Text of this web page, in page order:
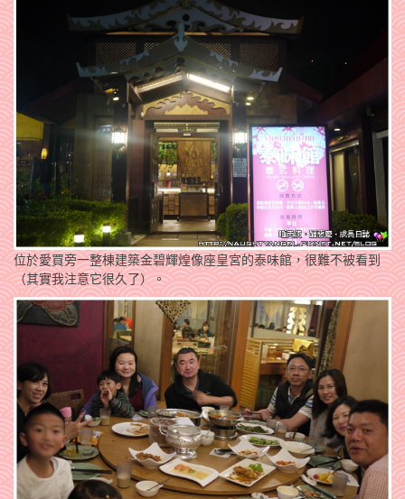
位於愛買旁一整棟建築金碧輝煌像座皇宮的泰味館，很難不被看到
（其實我注意它很久了）。